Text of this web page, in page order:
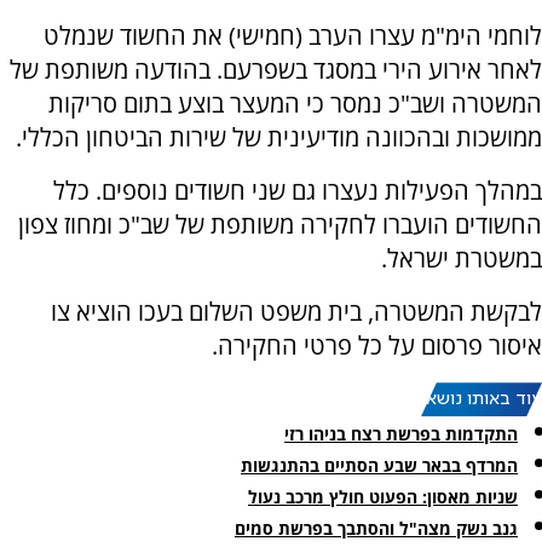
לוחמי הימ"מ עצרו הערב (חמישי) את החשוד שנמלט
לאחר אירוע הירי במסגד בשפרעם. בהודעה משותפת של
המשטרה ושב"כ נמסר כי המעצר בוצע בתום סריקות
ממושכות ובהכוונה מודיעינית של שירות הביטחון הכללי.
במהלך הפעילות נעצרו גם שני חשודים נוספים. כלל
החשודים הועברו לחקירה משותפת של שב"כ ומחוז צפון
במשטרת ישראל.
לבקשת המשטרה, בית משפט השלום בעכו הוציא צו
איסור פרסום על כל פרטי החקירה.
עוד באותו נושא:
התקדמות בפרשת רצח בניהו רזי
המרדף בבאר שבע הסתיים בהתנגשות
שניות מאסון: הפעוט חולץ מרכב נעול
גנב נשק מצה"ל והסתבך בפרשת סמים